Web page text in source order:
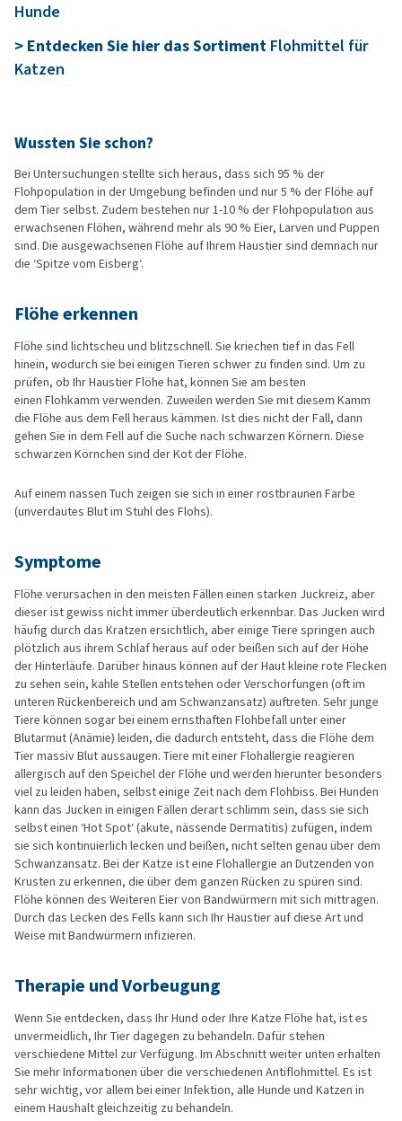
Hunde
> Entdecken Sie hier das Sortiment Flohmittel für
Katzen
Wussten Sie schon?
Bei Untersuchungen stellte sich heraus, dass sich 95 % der
Flohpopulation in der Umgebung befinden und nur 5 % der Flöhe auf
dem Tier selbst. Zudem bestehen nur 1-10 % der Flohpopulation aus
erwachsenen Flöhen, während mehr als 90 % Eier, Larven und Puppen
sind. Die ausgewachsenen Flöhe auf Ihrem Haustier sind demnach nur
die ‘Spitze vom Eisberg‘.
Flöhe erkennen
Flöhe sind lichtscheu und blitzschnell. Sie kriechen tief in das Fell
hinein, wodurch sie bei einigen Tieren schwer zu finden sind. Um zu
prüfen, ob Ihr Haustier Flöhe hat, können Sie am besten
einen Flohkamm verwenden. Zuweilen werden Sie mit diesem Kamm
die Flöhe aus dem Fell heraus kämmen. Ist dies nicht der Fall, dann
gehen Sie in dem Fell auf die Suche nach schwarzen Körnern. Diese
schwarzen Körnchen sind der Kot der Flöhe.
Auf einem nassen Tuch zeigen sie sich in einer rostbraunen Farbe
(unverdautes Blut im Stuhl des Flohs).
Symptome
Flöhe verursachen in den meisten Fällen einen starken Juckreiz, aber
dieser ist gewiss nicht immer überdeutlich erkennbar. Das Jucken wird
häufig durch das Kratzen ersichtlich, aber einige Tiere springen auch
plötzlich aus ihrem Schlaf heraus auf oder beißen sich auf der Höhe
der Hinterläufe. Darüber hinaus können auf der Haut kleine rote Flecken
zu sehen sein, kahle Stellen entstehen oder Verschorfungen (oft im
unteren Rückenbereich und am Schwanzansatz) auftreten. Sehr junge
Tiere können sogar bei einem ernsthaften Flohbefall unter einer
Blutarmut (Anämie) leiden, die dadurch entsteht, dass die Flöhe dem
Tier massiv Blut aussaugen. Tiere mit einer Flohallergie reagieren
allergisch auf den Speichel der Flöhe und werden hierunter besonders
viel zu leiden haben, selbst einige Zeit nach dem Flohbiss. Bei Hunden
kann das Jucken in einigen Fällen derart schlimm sein, dass sie sich
selbst einen ‘Hot Spot‘ (akute, nässende Dermatitis) zufügen, indem
sie sich kontinuierlich lecken und beißen, nicht selten genau über dem
Schwanzansatz. Bei der Katze ist eine Flohallergie an Dutzenden von
Krusten zu erkennen, die über dem ganzen Rücken zu spüren sind.
Flöhe können des Weiteren Eier von Bandwürmern mit sich mittragen.
Durch das Lecken des Fells kann sich Ihr Haustier auf diese Art und
Weise mit Bandwürmern infizieren.
Therapie und Vorbeugung
Wenn Sie entdecken, dass Ihr Hund oder Ihre Katze Flöhe hat, ist es
unvermeidlich, Ihr Tier dagegen zu behandeln. Dafür stehen
verschiedene Mittel zur Verfügung. Im Abschnitt weiter unten erhalten
Sie mehr Informationen über die verschiedenen Antiflohmittel. Es ist
sehr wichtig, vor allem bei einer Infektion, alle Hunde und Katzen in
einem Haushalt gleichzeitig zu behandeln.